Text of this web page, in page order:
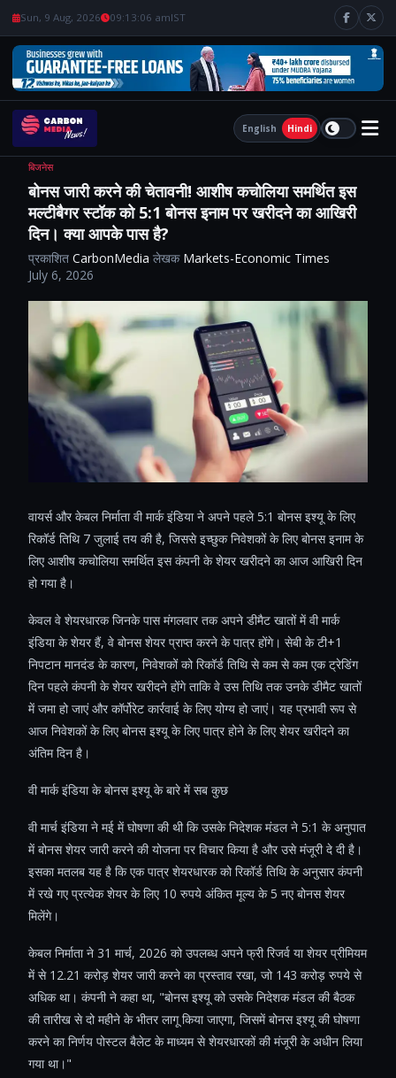
Sun, 9 Aug, 2026 09:13:07 amIST
English Hindi
बिजनेस
बोनस जारी करने की चेतावनी! आशीष कचोलिया समर्थित इस
मल्टीबैगर स्टॉक को 5:1 बोनस इनाम पर खरीदने का आखिरी
दिन। क्या आपके पास है?
प्रकाशित CarbonMedia लेखक Markets-Economic Times
July 6, 2026
वायर्स और केबल निर्माता वी मार्क इंडिया ने अपने पहले 5:1 बोनस इश्यू के लिए
रिकॉर्ड तिथि 7 जुलाई तय की है, जिससे इच्छुक निवेशकों के लिए बोनस इनाम के
लिए आशीष कचोलिया समर्थित इस कंपनी के शेयर खरीदने का आज आखिरी दिन
हो गया है।
केवल वे शेयरधारक जिनके पास मंगलवार तक अपने डीमैट खातों में वी मार्क
इंडिया के शेयर हैं, वे बोनस शेयर प्राप्त करने के पात्र होंगे। सेबी के टी+1
निपटान मानदंड के कारण, निवेशकों को रिकॉर्ड तिथि से कम से कम एक ट्रेडिंग
दिन पहले कंपनी के शेयर खरीदने होंगे ताकि वे उस तिथि तक उनके डीमैट खातों
में जमा हो जाएं और कॉर्पोरेट कार्रवाई के लिए योग्य हो जाएं। यह प्रभावी रूप से
आज निवेशकों के लिए बोनस इश्यू के लिए पात्र होने के लिए शेयर खरीदने का
अंतिम दिन है।
वी मार्क इंडिया के बोनस इश्यू के बारे में सब कुछ
वी मार्च इंडिया ने मई में घोषणा की थी कि उसके निदेशक मंडल ने 5:1 के अनुपात
में बोनस शेयर जारी करने की योजना पर विचार किया है और उसे मंजूरी दे दी है।
इसका मतलब यह है कि एक पात्र शेयरधारक को रिकॉर्ड तिथि के अनुसार कंपनी
में रखे गए प्रत्येक शेयर के लिए 10 रुपये अंकित मूल्य के 5 नए बोनस शेयर
मिलेंगे।
केबल निर्माता ने 31 मार्च, 2026 को उपलब्ध अपने फ्री रिजर्व या शेयर प्रीमियम
में से 12.21 करोड़ शेयर जारी करने का प्रस्ताव रखा, जो 143 करोड़ रुपये से
अधिक था। कंपनी ने कहा था, "बोनस इश्यू को उसके निदेशक मंडल की बैठक
की तारीख से दो महीने के भीतर लागू किया जाएगा, जिसमें बोनस इश्यू की घोषणा
करने का निर्णय पोस्टल बैलेट के माध्यम से शेयरधारकों की मंजूरी के अधीन लिया
गया था।"